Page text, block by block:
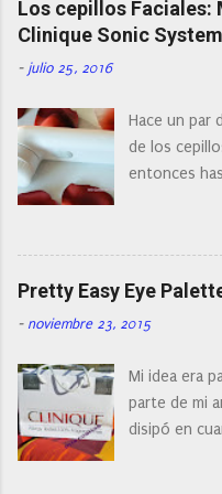
a
r
u
n
o
m
e
n
t
a
o
Los cepillos Faciales:
Clinique Sonic System
- julio 25, 2016
Hace un par
de los
entonces
con
cepillos de
actualidad
compra
post os voy
cepillo facial
Pretty Easy Eye
- noviembre 23, 2015
Mi idea era
parte de mi
disipó en
resistirse a